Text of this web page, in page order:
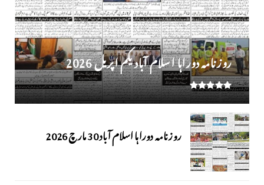
روز نامہ دوراہا اسلام آباد یکم اپریل 2026
روزنامہ دوراہا اسلام آباد 30 مارچ 2026